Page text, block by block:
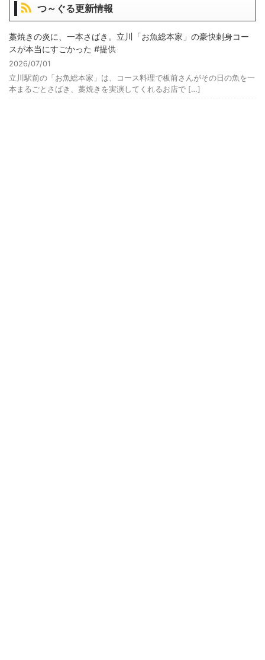
つ～ぐる更新情報
藁焼きの炎に、一本さばき。立川「お魚総本家」の豪快刺身コー
スが本当にすごかった #提供
2026/07/01
立川駅前の「お魚総本家」は、コース料理で板前さんがその日の魚を一
本まるごとさばき、藁焼きを実演してくれるお店で […]